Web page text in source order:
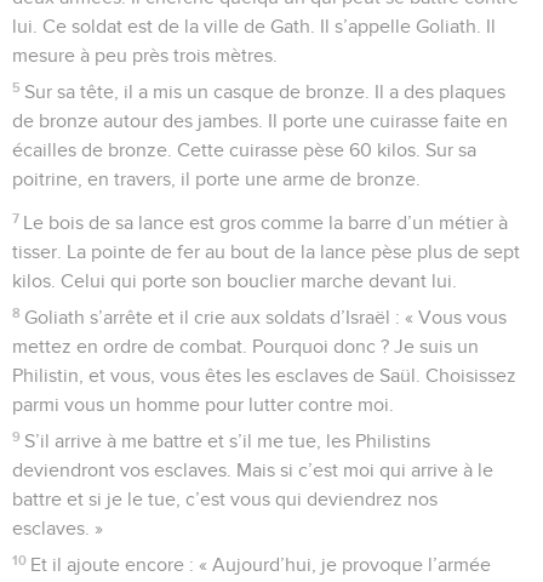
lui. Ce soldat est de la ville de Gath. Il s’appelle Goliath. Il
mesure à peu près trois mètres.
5 Sur sa tête, il a mis un casque de bronze. Il a des plaques
de bronze autour des jambes. Il porte une cuirasse faite en
écailles de bronze. Cette cuirasse pèse 60 kilos. Sur sa
poitrine, en travers, il porte une arme de bronze.
7 Le bois de sa lance est gros comme la barre d’un métier à
tisser. La pointe de fer au bout de la lance pèse plus de sept
kilos. Celui qui porte son bouclier marche devant lui.
8 Goliath s’arrête et il crie aux soldats d’Israël : « Vous vous
mettez en ordre de combat. Pourquoi donc ? Je suis un
Philistin, et vous, vous êtes les esclaves de Saül. Choisissez
parmi vous un homme pour lutter contre moi.
9 S’il arrive à me battre et s’il me tue, les Philistins
deviendront vos esclaves. Mais si c’est moi qui arrive à le
battre et si je le tue, c’est vous qui deviendrez nos
esclaves. »
10 Et il ajoute encore : « Aujourd’hui, je provoque l’armée